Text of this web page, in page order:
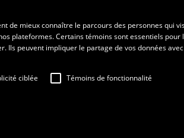
de mieux connaître le parcours des personnes qui
plateformes. Certains témoins sont essentiels
Ils peuvent impliquer le partage de vos données
ciblée Témoins de fonctionnalité